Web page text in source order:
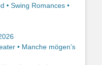
• Swing Romances •
• Manche mögen’s